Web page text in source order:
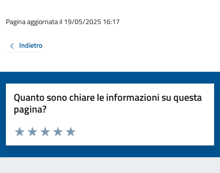
Pagina aggiornata il 19/05/2025 16:17
Indietro
Quanto sono chiare le informazioni su questa
pagina?
Valuta da 1 a 5 stelle la pagina
Valuta 5 stelle su 5
Valuta 4 stelle su 5
Valuta 3 stelle su 5
Valuta 2 stelle su 5
Valuta 1 stelle su 5